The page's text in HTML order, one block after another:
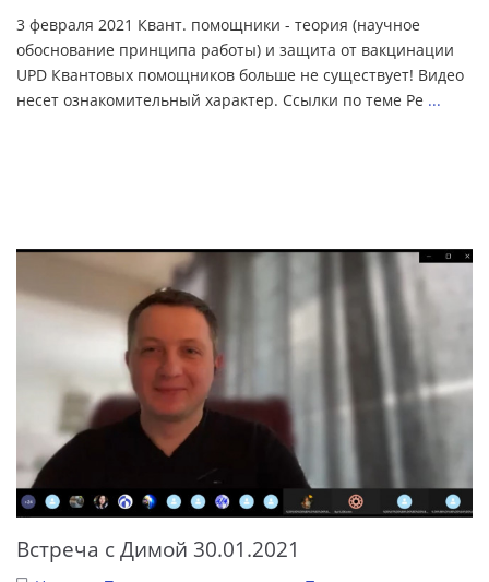
3 февраля 2021 Квант. помощники - теория (научное
обоснование принципа работы) и защита от вакцинации
UPD Квантовых помощников больше не существует! Видео
несет ознакомительный характер. Ссылки по теме Ре ...
Встреча с Димой 30.01.2021